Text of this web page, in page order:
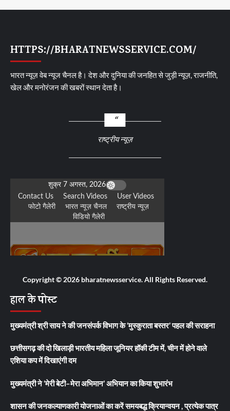
HTTPS://BHARATNEWSSERVICE.COM/
भारत न्यूज़ वेब न्यूज चैनल है। देश और दुनिया की जनहित से जुड़ी न्यूज़, राजनीति,
खेल और मनोरंजन की खबरों स्थान देता है।
राष्ट्रीय न्यूज़
Copyright © 2026 bharatnewsservice. All Rights Reserved.
हाल के पोस्ट
मुख्यमंत्री श्री साय ने की जनसंपर्क विभाग के ‘मुस्कुराता बस्तर’ पहल की सराहना
छत्तीसगढ़ की दो खिलाड़ी भारतीय महिला जूनियर हॉकी टीम में, चीन में होने वाले
एशिया कप में दिखाएंगी दम
मुख्यमंत्री ने ‘मेरी बेटी–मेरा अभिमान’ अभियान का किया शुभारंभ
शासन की जनकल्याणकारी योजनाओं का करें समयबद्ध क्रियान्वयन , प्रत्येक पात्र